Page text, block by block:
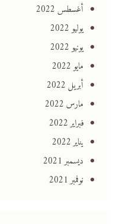
أغسطس 2022
يوليو 2022
يونيو 2022
مايو 2022
أبريل 2022
مارس 2022
فبراير 2022
يناير 2022
ديسمبر 2021
نوفمبر 2021